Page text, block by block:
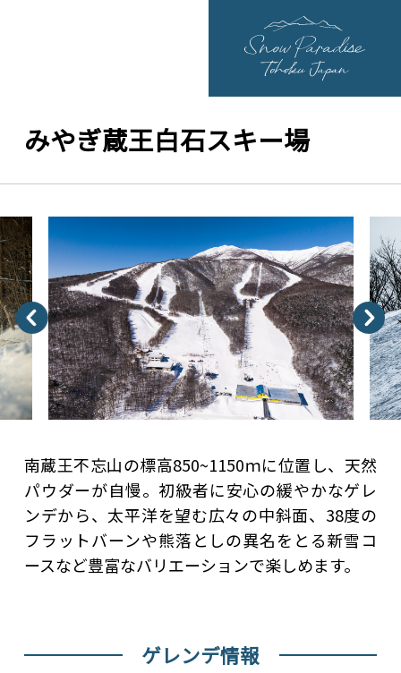
みやぎ蔵王白石スキー場
南蔵王不忘山の標高850~1150ｍに位置し、天然
パウダーが自慢。初級者に安心の緩やかなゲレ
ンデから、太平洋を望む広々の中斜面、38度の
フラットバーンや熊落としの異名をとる新雪コ
ースなど豊富なバリエーションで楽しめます。
ゲレンデ情報